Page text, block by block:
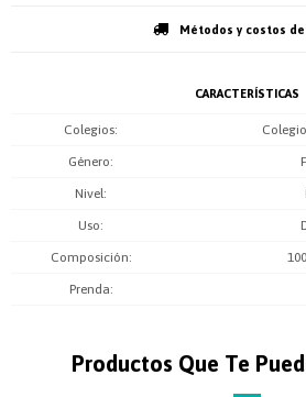
Métodos y costos de
CARACTERÍSTICAS
Colegios
Género
Nivel
Uso
Composición
Prenda
Productos Que Te